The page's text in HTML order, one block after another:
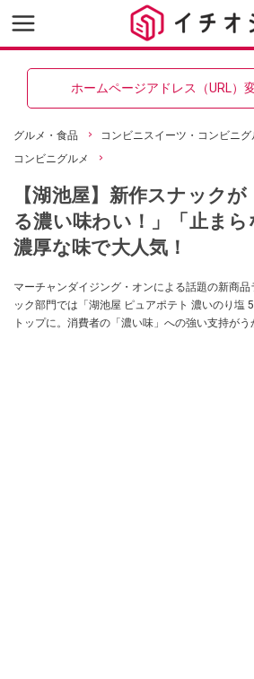
ホームページアドレス（URL）
グルメ・食品
コンビニスイーツ・コンビニグ
コンビニグルメ
【湖池屋】新作スナック
る濃い味わい！」「止まら
濃厚な味で大人気！
マーチャンダイジング・オンによる話題の新商
ック部門では「湖池屋 ピュアポテト 濃いのり塩
トップに。消費者の「濃い味」への強い支持がう